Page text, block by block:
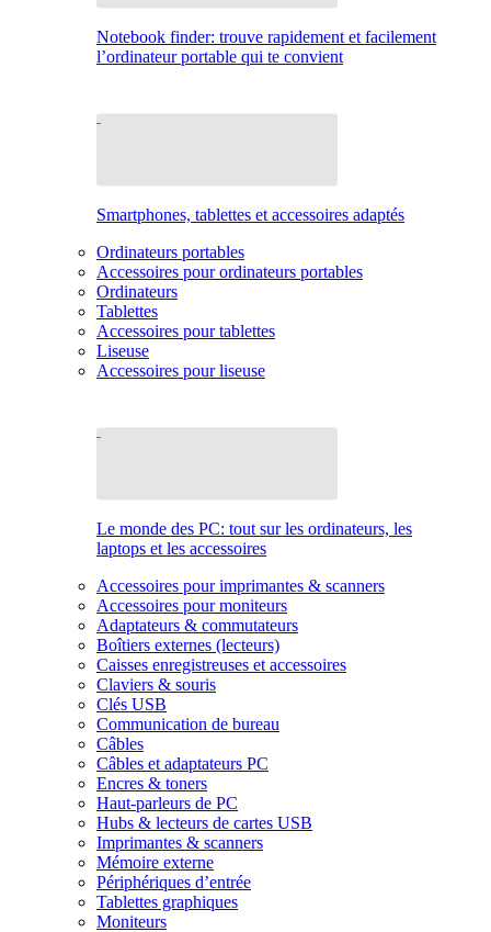
Notebook finder: trouve rapidement et facilement
l’ordinateur portable qui te convient
Smartphones, tablettes et accessoires adaptés
Ordinateurs portables
Accessoires pour ordinateurs portables
Ordinateurs
Tablettes
Accessoires pour tablettes
Liseuse
Accessoires pour liseuse
Le monde des PC: tout sur les ordinateurs, les
laptops et les accessoires
Accessoires pour imprimantes & scanners
Accessoires pour moniteurs
Adaptateurs & commutateurs
Boîtiers externes (lecteurs)
Caisses enregistreuses et accessoires
Claviers & souris
Clés USB
Communication de bureau
Câbles
Câbles et adaptateurs PC
Encres & toners
Haut-parleurs de PC
Hubs & lecteurs de cartes USB
Imprimantes & scanners
Mémoire externe
Périphériques d’entrée
Tablettes graphiques
Moniteurs